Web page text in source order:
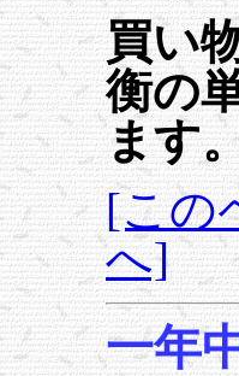
買い
衡の
ます
[この
へ]
一年